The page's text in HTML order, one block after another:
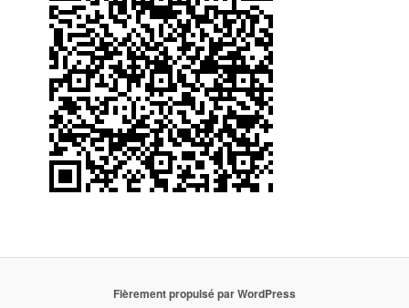
Fièrement propulsé par WordPress